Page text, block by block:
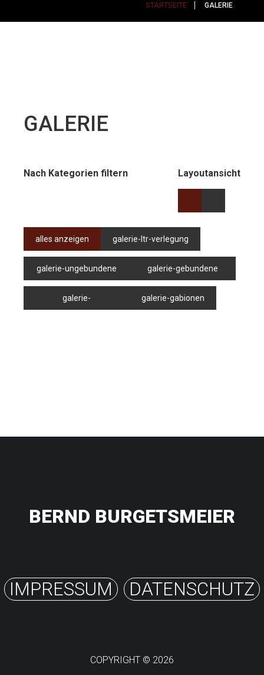
STARTSEITE GALERIE
GALERIE
Layoutansicht
Nach Kategorien filtern
alles anzeigen galerie-ltr-verlegung
galerie-ungebundene galerie-gebundene
galerie- galerie-gabionen
BERND BURGETSMEIER
IMPRESSUM DATENSCHUTZ
COPYRIGHT © 2026